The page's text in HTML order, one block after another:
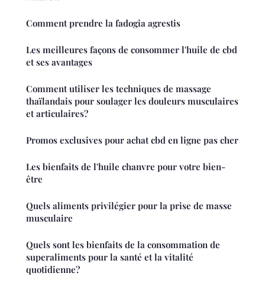
Comment prendre la fadogia agrestis
Les meilleures façons de consommer l'huile de cbd
et ses avantages
Comment utiliser les techniques de massage
thaïlandais pour soulager les douleurs musculaires
et articulaires?
Promos exclusives pour achat cbd en ligne pas cher
Les bienfaits de l'huile chanvre pour votre bien-
être
Quels aliments privilégier pour la prise de masse
musculaire
Quels sont les bienfaits de la consommation de
superaliments pour la santé et la vitalité
quotidienne?